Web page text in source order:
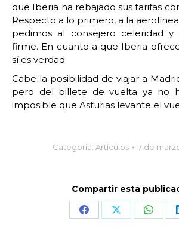
que Iberia ha rebajado sus tarifas
Respecto a lo primero, a la
pedimos al consejero celeridad y
firme. En cuanto a que Iberia
sí es verdad.
Cabe la posibilidad de viajar a
pero del billete de vuelta ya no
imposible que Asturias levante el
Categoría: Articulos 7 de
Compartir esta
Share Share Share